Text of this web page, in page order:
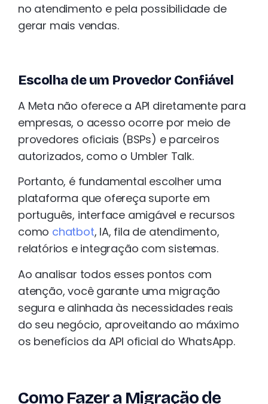
no atendimento e pela possibilidade de
gerar mais vendas.
Escolha de um Provedor Confiável
A Meta não oferece a API diretamente para
empresas, o acesso ocorre por meio de
provedores oficiais (BSPs) e parceiros
autorizados, como o Umbler Talk.
Portanto, é fundamental escolher uma
plataforma que ofereça suporte em
português, interface amigável e recursos
como chatbot, IA, fila de atendimento,
relatórios e integração com sistemas.
Ao analisar todos esses pontos com
atenção, você garante uma migração
segura e alinhada às necessidades reais
do seu negócio, aproveitando ao máximo
os benefícios da API oficial do WhatsApp.
Como Fazer a Migração de